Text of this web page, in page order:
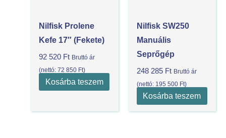
Nilfisk Prolene
Kefe 17″ (Fekete)
92 520 Ft Bruttó ár
(nettó:72 850 Ft)
Kosárba teszem
Nilfisk SW250
Manuális
Seprőgép
248 285 Ft Bruttó ár
(nettó: 195 500 Ft)
Kosárba teszem